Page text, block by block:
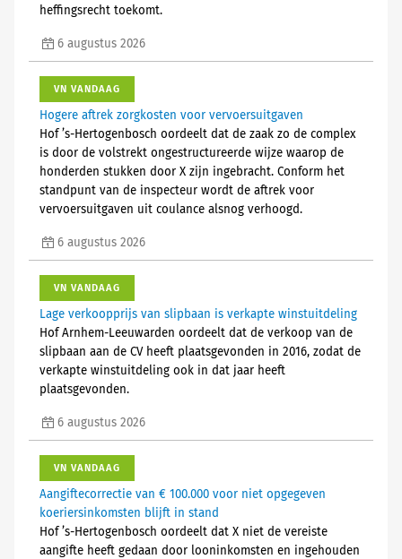
heffingsrecht toekomt.
6 augustus 2026
VN VANDAAG
Hogere aftrek zorgkosten voor vervoersuitgaven
Hof ’s-Hertogenbosch oordeelt dat de zaak zo de complex
is door de volstrekt ongestructureerde wijze waarop de
honderden stukken door X zijn ingebracht. Conform het
standpunt van de inspecteur wordt de aftrek voor
vervoersuitgaven uit coulance alsnog verhoogd.
6 augustus 2026
VN VANDAAG
Lage verkoopprijs van slipbaan is verkapte winstuitdeling
Hof Arnhem-Leeuwarden oordeelt dat de verkoop van de
slipbaan aan de CV heeft plaatsgevonden in 2016, zodat de
verkapte winstuitdeling ook in dat jaar heeft
plaatsgevonden.
6 augustus 2026
VN VANDAAG
Aangiftecorrectie van € 100.000 voor niet opgegeven
koeriersinkomsten blijft in stand
Hof ’s-Hertogenbosch oordeelt dat X niet de vereiste
aangifte heeft gedaan door looninkomsten en ingehouden